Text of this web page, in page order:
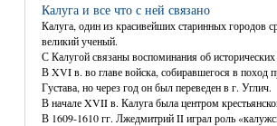
Калуга и все что с ней связано
Калуга, один из красивейших старинных городов
великий ученый.
С Калугой связаны воспоминания об
В XVI в. во главе войска, собиравшегося в поход
Густава, но через год он был переведен в г. Углич.
В начале XVII в. Калуга была центром
В 1609-1610 гг. Лжедмитрий II играл роль